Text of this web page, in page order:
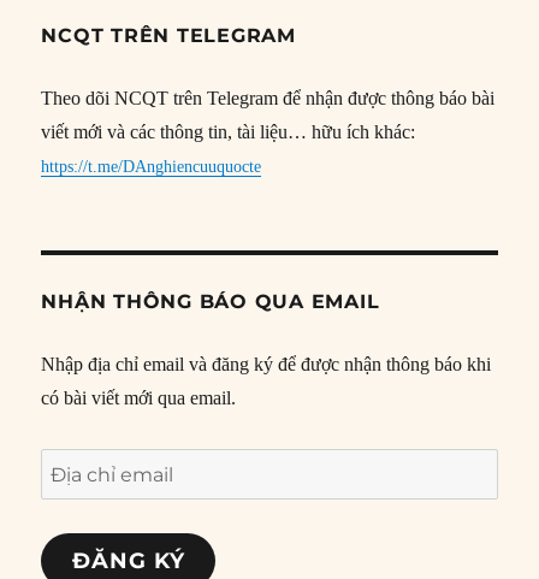
NCQT TRÊN TELEGRAM
Theo dõi NCQT trên Telegram để nhận được thông báo bài
viết mới và các thông tin, tài liệu… hữu ích khác:
https://t.me/DAnghiencuuquocte
NHẬN THÔNG BÁO QUA EMAIL
Nhập địa chỉ email và đăng ký để được nhận thông báo khi
có bài viết mới qua email.
Địa
chỉ
email
ĐĂNG KÝ